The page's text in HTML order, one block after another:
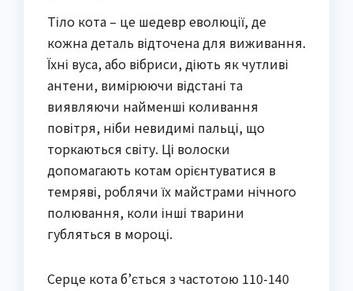
Тіло кота – це шедевр еволюції, де
кожна деталь відточена для виживання.
Їхні вуса, або вібриси, діють як чутливі
антени, вимірюючи відстані та
виявляючи найменші коливання
повітря, ніби невидимі пальці, що
торкаються світу. Ці волоски
допомагають котам орієнтуватися в
темряві, роблячи їх майстрами нічного
полювання, коли інші тварини
губляться в мороці.
Серце кота б’ється з частотою 110-140